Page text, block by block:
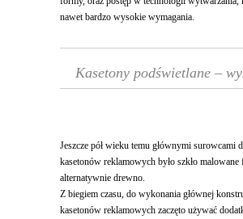
nawet bardzo wysokie wymagania.
Kasetony podświetlane –
Jeszcze pół wieku temu głównymi surowcami
kasetonów reklamowych było szkło malowane
alternatywnie drewno.
Z biegiem czasu, do wykonania głównej
kasetonów reklamowych zaczęto używać